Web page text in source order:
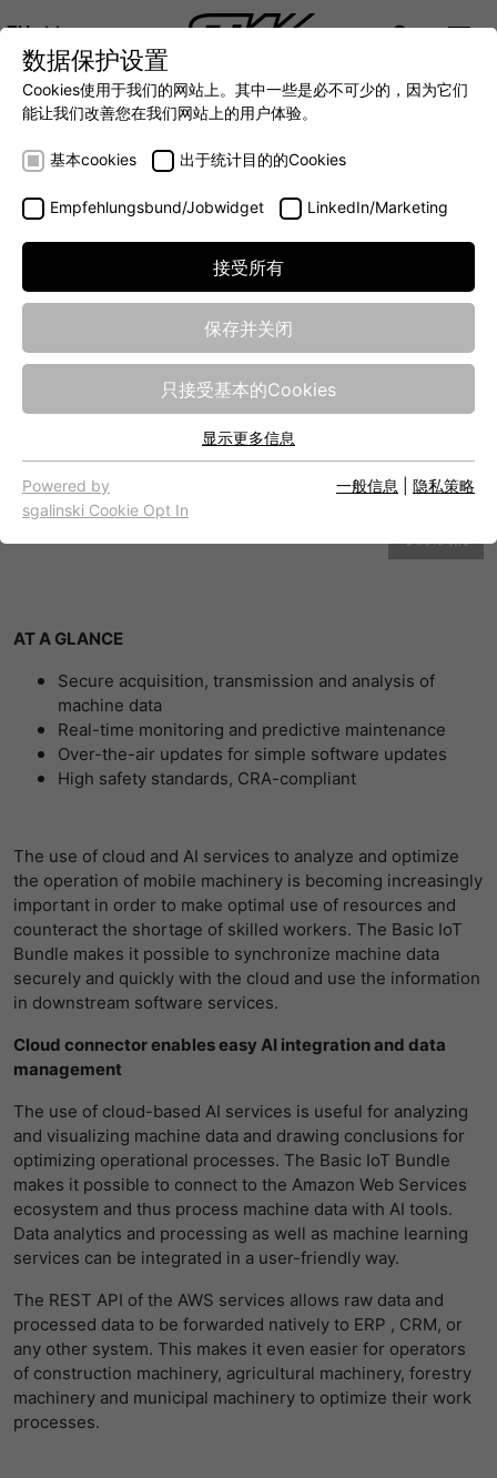
ZH
DEUTSCH (DE)
DIGITALIZATION- 全面连接移动机械世界
AUTOMATION - 全力提升移动机械效率
INTEGRATION -
Basic IoT Bundle
AT A GLANCE
Secure acquisition, transmission and analysis of
machine data
Real-time monitoring and predictive maintenance
Over-the-air updates for simple software updates
High safety standards, CRA-compliant
The use of cloud and AI services to analyze and optimize
the operation of mobile machinery is becoming increasingly
important in order to make optimal use of resources and
counteract the shortage of skilled workers. The Basic IoT
Bundle makes it possible to synchronize machine data
securely and quickly with the cloud and use the information
in downstream software services.
Cloud connector enables easy AI integration and data
management
The use of cloud-based AI services is useful for analyzing
and visualizing machine data and drawing conclusions for
optimizing operational processes. The Basic IoT Bundle
makes it possible to connect to the Amazon Web Services
ecosystem and thus process machine data with AI tools.
Data analytics and processing as well as machine learning
services can be integrated in a user-friendly way.
The REST API of the AWS services allows raw data and
processed data to be forwarded natively to ERP , CRM, or
any other system. This makes it even easier for operators
of construction machinery, agricultural machinery, forestry
machinery and municipal machinery to optimize their work
processes.
数据保护设置
Cookies使用于我们的网站上。其中一些是必不可少的，因为它们
能让我们改善您在我们网站上的用户体验。
基本cookies 出于统计目的的Cookies
Empfehlungsbund/Jobwidget LinkedIn/Marketing
接受所有
保存并关闭
只接受基本的Cookies
网站的基本功能需要基本cookies，以确保网站正常运行。
名字 cookie_optin
该cookie的设置是存储您的cookie提示设置
一些信息，说明我们网站的哪些区域受欢迎，哪些区域没有那
我们的网站。当然，记录信息是匿名处理的。
名字 _ga
提供者 谷歌
目的
注册一个唯一的ID，用于生成访问者如何使
用网站的统计数据。
名字 _gat
提供者 谷歌
寿命
目的
谷歌分析使用此cookie来帮助降低请求速
度，并将数据收集限制在流量较高的网站
上。
名字 _gid
寿命 一天
目的
注册一个唯一的ID，用于生成访问者如何使
用网站的统计数据。
显示cookie信息
Empfehlungsbund/Jobwidget
anzuzeigen. Ohne diese Einbindung können die
Jobangebote nicht dargestellt werden.
名字 _bms_session
提供者 Empfehlungsbund
目的
um die Session des Besuchers für
Bewerbungs- und
Empfehlungsfunktionen zu speichern.
显示cookie信息
LinkedIn/Marketing
Aktionen auf unserer Website nachzuverfolgen. Die Daten
helfen uns, die Wirksamkeit von Werbekampagnen zu
anzuzeigen.
名字 li_gc
提供者 LinkedIn
寿命 6 Monate
目的
Speichert die Zustimmung der Besucher
zur Verwendung von Cookies für nicht
wesentliche Zwecke.
名字
显示cookie信息
显示更多信息
Powered by
sgalinski Cookie Opt In
一般信息 隐私策略